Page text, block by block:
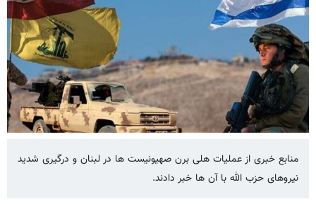
منابع خبری از عملیات هلی برن صهیونیست ها در لبنان و درگیری شدید
نیروهای حزب الله با آن ها خبر دادند.